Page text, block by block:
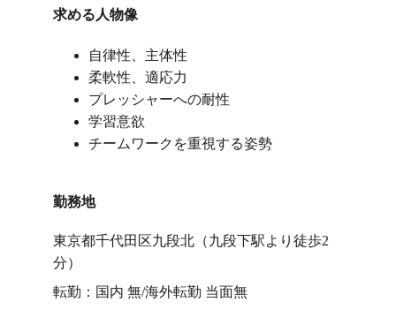
求める人物像
自律性、主体性
柔軟性、適応力
プレッシャーへの耐性
学習意欲
チームワークを重視する姿勢
勤務地
東京都千代田区九段北（九段下駅より徒歩2
分）
転勤：国内 無/海外転勤 当面無